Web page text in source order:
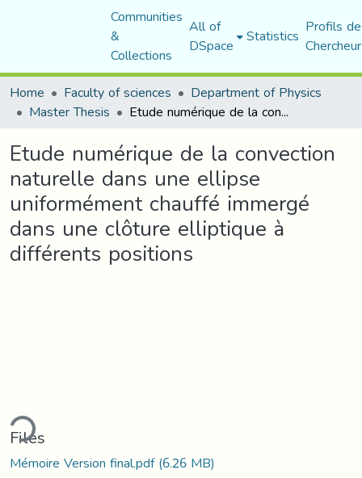
Communities
&
Collections
All of
DSpace Statistics Profils
Home
Faculty of sciences Department of Physics
Master Thesis Etude numérique de la convection naturelle dans une ellipse uniformément chauffé immergé dans une clôture elliptique à différents positions
Etude numérique de la convection
naturelle dans une ellipse
uniformément chauffé immergé
dans une clôture elliptique à
différents positions
Files
Mémoire Version final.pdf(6.26 MB)